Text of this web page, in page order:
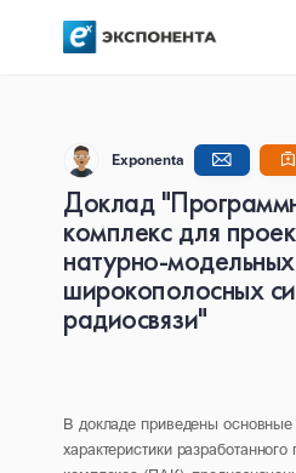
Exponenta
Доклад
комплекс для
натурно-
широкополосных
радиосвязи"
В докладе приведены основные
характеристики